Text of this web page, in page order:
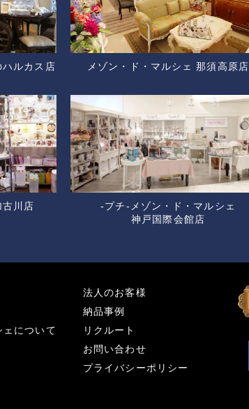
ハルカス店 メゾン・ド・マルシェ 那須高原店
古川店
-プチ-メゾン・ド・マルシェ
神戸国際会館店
ェについて
法人のお客様
納品事例
リクルート
お問い合わせ
プライバシーポリシー